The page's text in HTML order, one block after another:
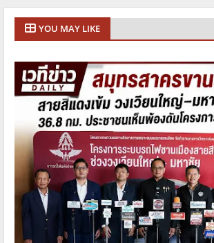
YOU MAY LIKE